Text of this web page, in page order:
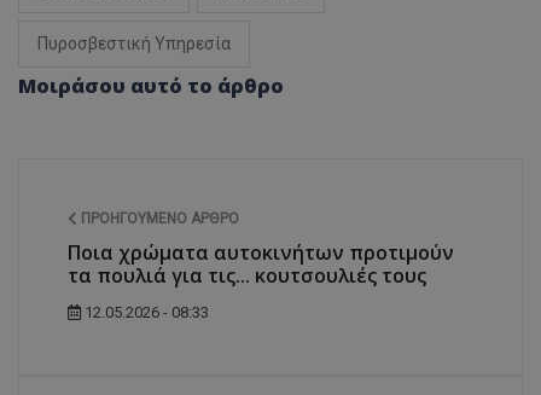
Πυροσβεστική Υπηρεσία
Μοιράσου αυτό το άρθρο
ΠΡΟΗΓΟΎΜΕΝΟ ΆΡΘΡΟ
Ποια χρώματα αυτοκινήτων προτιμούν
τα πουλιά για τις... κουτσουλιές τους
12.05.2026 - 08:33